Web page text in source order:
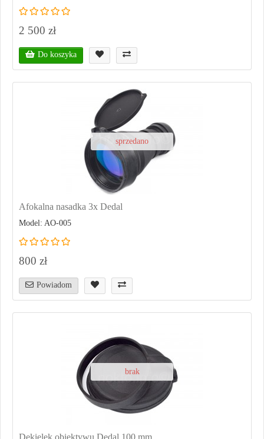
2 500 zł
Do koszyka
sprzedano
Afokalna nasadka 3x Dedal
Model: AO-005
800 zł
Powiadom
brak
Dekielek obiektywu Dedal 100 mm